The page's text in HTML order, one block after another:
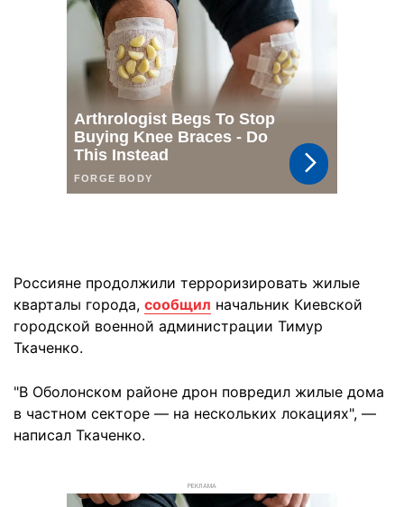
Россияне продолжили терроризировать жилые
кварталы города, сообщил начальник Киевской
городской военной администрации Тимур
Ткаченко.
"В Оболонском районе дрон повредил жилые дома
в частном секторе — на нескольких локациях", —
написал Ткаченко.
РЕКЛАМА